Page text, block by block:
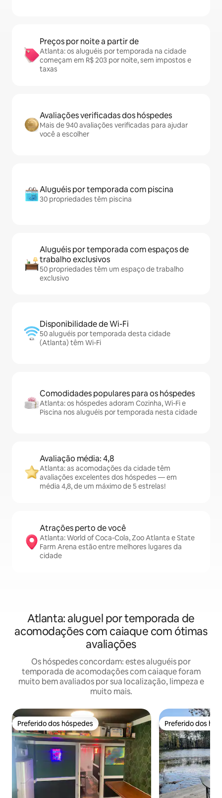
Preços por noite a partir de
Atlanta: os aluguéis por temporada na cidade
começam em R$ 203 por noite, sem impostos e
taxas
Avaliações verificadas dos hóspedes
Mais de 940 avaliações verificadas para ajudar
você a escolher
Aluguéis por temporada com piscina
30 propriedades têm piscina
Aluguéis por temporada com espaços de
trabalho exclusivos
50 propriedades têm um espaço de trabalho
exclusivo
Disponibilidade de Wi-Fi
50 aluguéis por temporada desta cidade
(Atlanta) têm Wi-Fi
Comodidades populares para os hóspedes
Atlanta: os hóspedes adoram Cozinha, Wi-Fi e
Piscina nos aluguéis por temporada nesta cidade
Avaliação média: 4,8
Atlanta: as acomodações da cidade têm
avaliações excelentes dos hóspedes — em
média 4,8, de um máximo de 5 estrelas!
Atrações perto de você
Atlanta: World of Coca-Cola, Zoo Atlanta e State
Farm Arena estão entre melhores lugares da
cidade
Atlanta: aluguel por temporada de
acomodações com caiaque com ótimas
avaliações
Os hóspedes concordam: estes aluguéis por
temporada de acomodações com caiaque foram
muito bem avaliados por sua localização, limpeza e
muito mais.
Preferido dos hóspedes
Preferido dos hóspedes Preferido dos
Preferido dos